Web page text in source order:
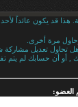
هذا قد يكون عائداً
مرة أخرى.
تحاول تعديل
, أو أن حسابك لم يتم
العضو: